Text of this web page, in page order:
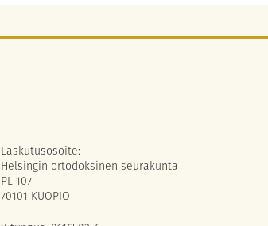
Laskutusosoite:
Helsingin ortodoksinen seurakunta
PL 107
70101 KUOPIO